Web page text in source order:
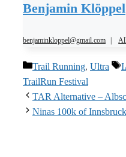
Benjamin Klöppel
benjaminkloppel@gmail.com
Kategorien
Trail Running, Ultra
TrailRun Festival
TAR Alternative –
Ninas 100k of Innsbruck